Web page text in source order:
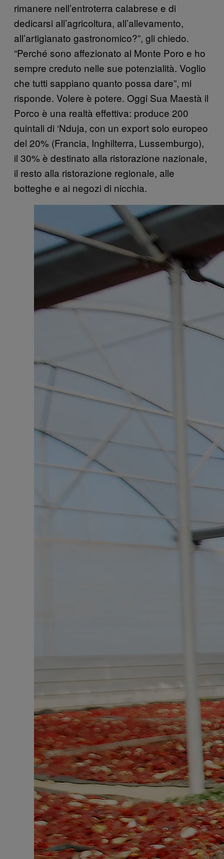
rimanere nell’entroterra calabrese e di
dedicarsi all’agricoltura, all’allevamento,
all’artigianato gastronomico?”, gli chiedo.
“Perché sono affezionato al Monte Poro e ho
sempre creduto nelle sue potenzialità. Voglio
che tutti sappiano quanto possa dare”, mi
risponde. Volere è potere. Oggi Sua Maestà il
Porco è una realtà effettiva: produce 200
quintali di ‘Nduja, con un export solo europeo
del 20% (Francia, Inghilterra, Lussemburgo),
il 30% è destinato alla ristorazione nazionale,
il resto alla ristorazione regionale, alle
botteghe e ai negozi di nicchia.